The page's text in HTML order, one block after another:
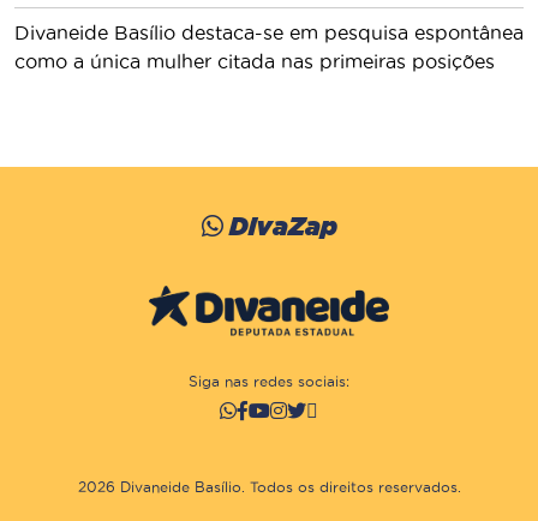
Divaneide Basílio destaca-se em pesquisa espontânea
como a única mulher citada nas primeiras posições
DivaZap
Siga nas redes sociais:
2026 Divaneide Basílio. Todos os direitos reservados.